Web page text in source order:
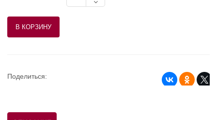
Поделиться: